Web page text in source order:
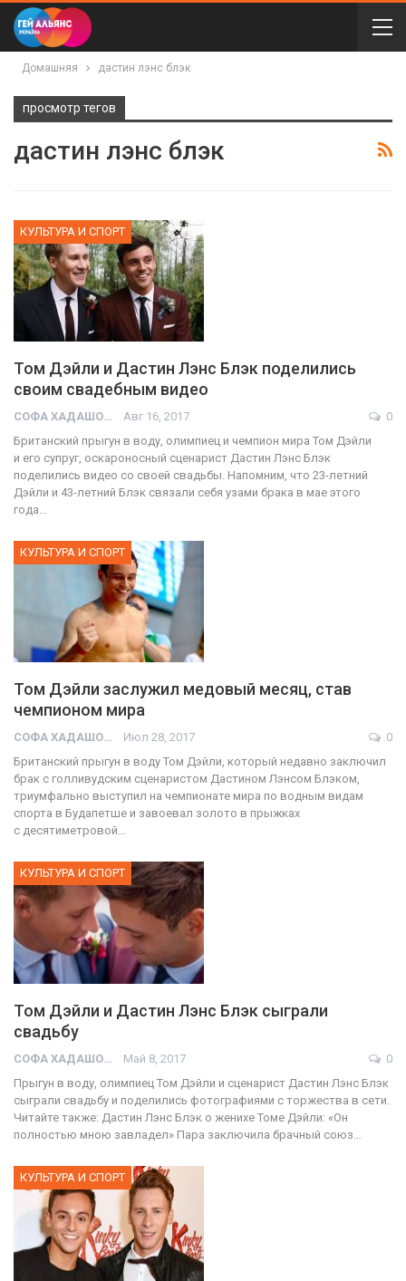
Домашняя дастин лэнс блэк
просмотр тегов
дастин лэнс блэк
КУЛЬТУРА И СПОРТ
Том Дэйли и Дастин Лэнс Блэк поделились
своим свадебным видео
СОФА ХАДАШОТ Авг 16, 2017
0
Британский прыгун в воду, олимпиец и чемпион мира Том Дэйли
и его супруг, оскароносный сценарист Дастин Лэнс Блэк
поделились видео со своей свадьбы. Напомним, что 23-летний
Дэйли и 43-летний Блэк связали себя узами брака в мае этого
года…
КУЛЬТУРА И СПОРТ
Том Дэйли заслужил медовый месяц, став
чемпионом мира
СОФА ХАДАШОТ Июл 28, 2017
0
Британский прыгун в воду Том Дэйли, который недавно заключил
брак с голливудским сценаристом Дастином Лэнсом Блэком,
триумфально выступил на чемпионате мира по водным видам
спорта в Будапетше и завоевал золото в прыжках
с десятиметровой…
КУЛЬТУРА И СПОРТ
Том Дэйли и Дастин Лэнс Блэк сыграли
свадьбу
СОФА ХАДАШОТ Май 8, 2017
0
Прыгун в воду, олимпиец Том Дэйли и сценарист Дастин Лэнс Блэк
сыграли свадьбу и поделились фотографиями с торжества в сети.
Читайте также: Дастин Лэнс Блэк о женихе Томе Дэйли: «Он
полностью мною завладел» Пара заключила брачный союз…
КУЛЬТУРА И СПОРТ